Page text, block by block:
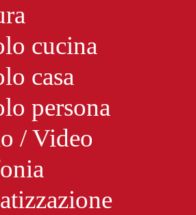
cucina
casa
persona
/ Video